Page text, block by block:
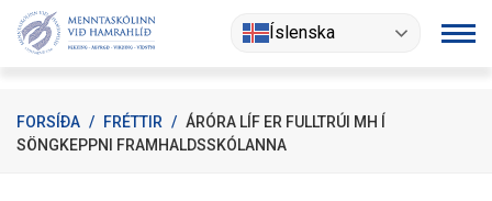
Fara
Íslenska
FORSÍÐA / FRÉTTIR / ÁRÓRA LÍF ER FULLTRÚI MH Í
SÖNGKEPPNI FRAMHALDSSKÓLANNA